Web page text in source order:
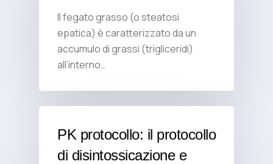
Il fegato grasso (o steatosi
epatica) è caratterizzato da un
accumulo di grassi (trigliceridi)
all’interno…
PK protocollo: il protocollo
di disintossicazione e